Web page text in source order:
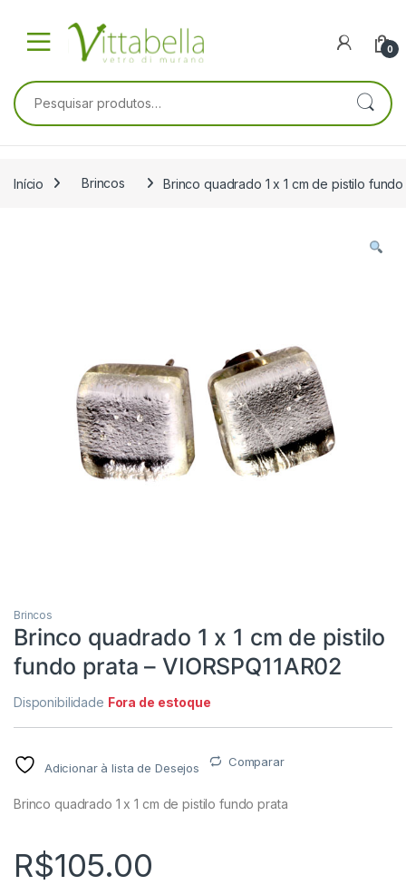
0
Pesquisar por:
Início Brincos Brinco quadrado 1 x 1 cm de pistilo fundo
Brincos
Brinco quadrado 1 x 1 cm de pistilo
fundo prata – VIORSPQ11AR02
Disponibilidade Fora de estoque
Adicionar à lista de Desejos Comparar
Brinco quadrado 1 x 1 cm de pistilo fundo prata
R$105.00